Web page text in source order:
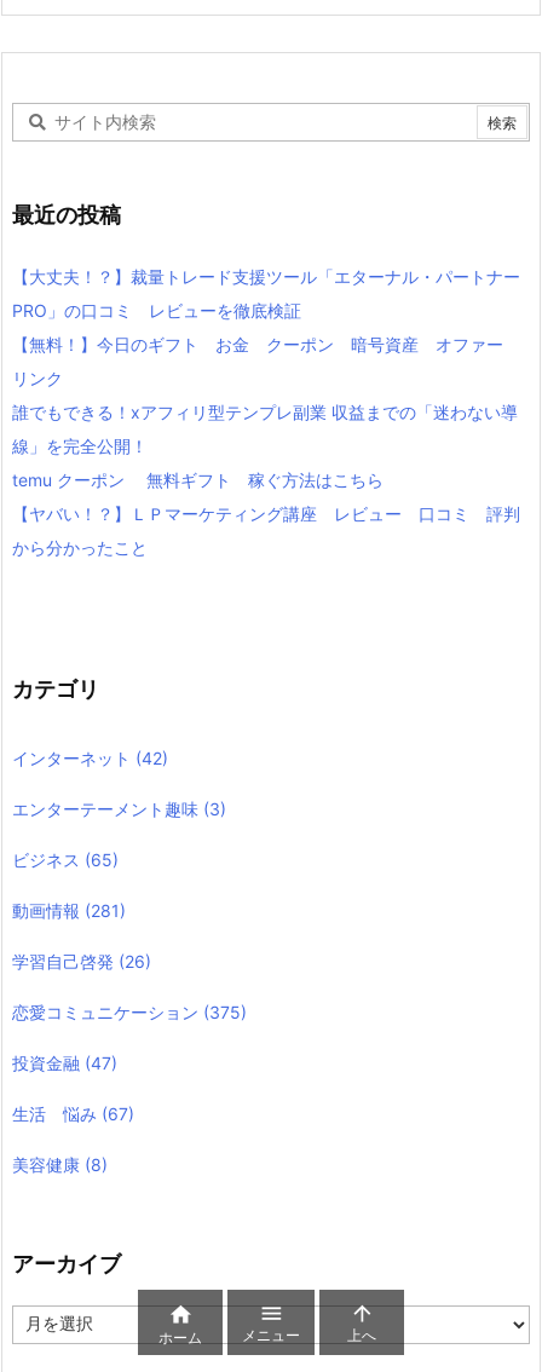
最近の投稿
【大丈夫！？】裁量トレード支援ツール「エターナル・パートナー
PRO」の口コミ レビューを徹底検証
【無料！】今日のギフト お金 クーポン 暗号資産 オファー
リンク
誰でもできる！xアフィリ型テンプレ副業 収益までの「迷わない導
線」を完全公開！
temu クーポン 無料ギフト 稼ぐ方法はこちら
【ヤバい！？】ＬＰマーケティング講座 レビュー 口コミ 評判
から分かったこと
カテゴリ
インターネット (42)
エンターテーメント趣味 (3)
ビジネス (65)
動画情報 (281)
学習自己啓発 (26)
恋愛コミュニケーション (375)
投資金融 (47)
生活 悩み (67)
美容健康 (8)
アーカイブ
ー

ホーム

メニュー

上へ